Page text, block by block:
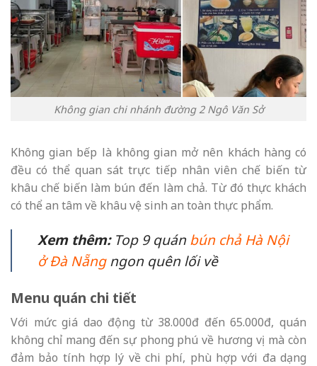
Không gian chi nhánh đường 2 Ngô Văn Sở
Không gian bếp là không gian mở nên khách hàng có
đều có thể quan sát trực tiếp nhân viên chế biến từ
khâu chế biến làm bún đến làm chả. Từ đó thực khách
có thể an tâm về khâu vệ sinh an toàn thực phẩm.
Xem thêm: Top 9 quánbún chả Hà Nội
ở Đà Nẵngngon quên lối về
Menu quán chi tiết
Với mức giá dao động từ 38.000đ đến 65.000đ, quán
không chỉ mang đến sự phong phú về hương vị mà còn
đảm bảo tính hợp lý về chi phí, phù hợp với đa dạng